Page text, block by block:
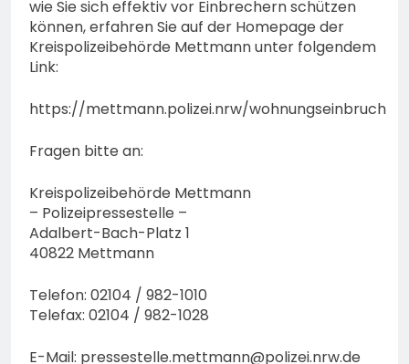
wie Sie sich effektiv vor Einbrechern schützen
können, erfahren Sie auf der Homepage der
Kreispolizeibehörde Mettmann unter folgendem
Link:
https://mettmann.polizei.nrw/wohnungseinbruch
Fragen bitte an:
Kreispolizeibehörde Mettmann
– Polizeipressestelle –
Adalbert-Bach-Platz 1
40822 Mettmann
Telefon: 02104 / 982-1010
Telefax: 02104 / 982-1028
E-Mail: pressestelle.mettmann@polizei.nrw.de